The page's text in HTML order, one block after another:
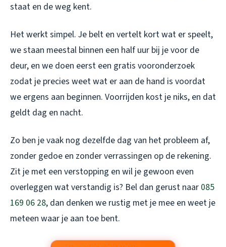
staat en de weg kent.
Het werkt simpel. Je belt en vertelt kort wat er speelt,
we staan meestal binnen een half uur bij je voor de
deur, en we doen eerst een gratis vooronderzoek
zodat je precies weet wat er aan de hand is voordat
we ergens aan beginnen. Voorrijden kost je niks, en dat
geldt dag en nacht.
Zo ben je vaak nog dezelfde dag van het probleem af,
zonder gedoe en zonder verrassingen op de rekening.
Zit je met een verstopping en wil je gewoon even
overleggen wat verstandig is? Bel dan gerust naar 085
169 06 28, dan denken we rustig met je mee en weet je
meteen waar je aan toe bent.